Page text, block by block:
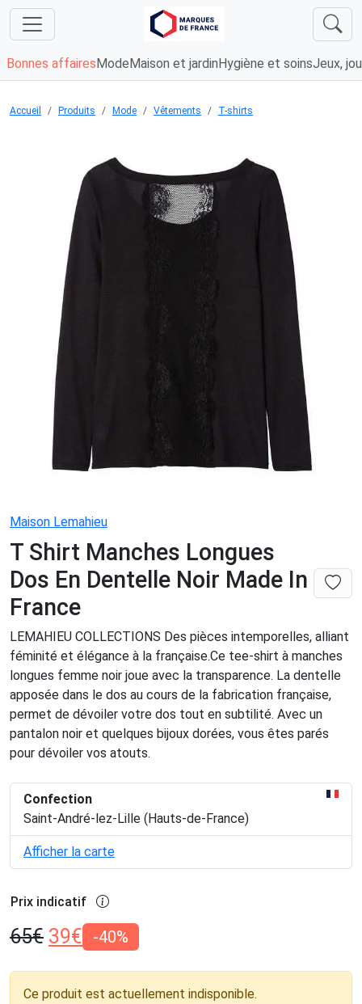
Bonnes affaires Mode Maison et jardin Hygiène et soinsJeux,
Accueil Produits Mode Vêtements T-shirts
Maison Lemahieu
T Shirt Manches Longues
Dos En Dentelle Noir Made In
France
LEMAHIEU COLLECTIONS Des pièces intemporelles, alliant
féminité et élégance à la française.Ce tee-shirt à manches
longues femme noir joue avec la transparence. La dentelle
apposée dans le dos au cours de la fabrication française,
permet de dévoiler votre dos tout en subtilité. Avec un
pantalon noir et quelques bijoux dorées, vous êtes parés
pour dévoiler vos atouts.
Confection
Saint-André-lez-Lille (Hauts-de-France)
Afficher la carte
Prix indicatif
65€ 39€ -40%
Ce produit est actuellement indisponible.